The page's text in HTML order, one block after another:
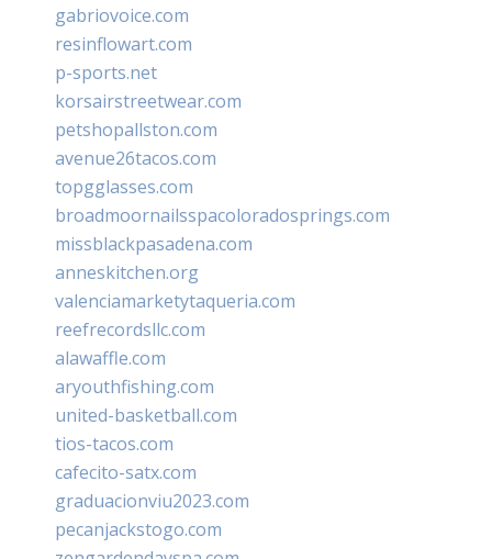
gabriovoice.com
resinflowart.com
p-sports.net
korsairstreetwear.com
petshopallston.com
avenue26tacos.com
topgglasses.com
broadmoornailsspacoloradosprings.com
missblackpasadena.com
anneskitchen.org
valenciamarketytaqueria.com
reefrecordsllc.com
alawaffle.com
aryouthfishing.com
united-basketball.com
tios-tacos.com
cafecito-satx.com
graduacionviu2023.com
pecanjackstogo.com